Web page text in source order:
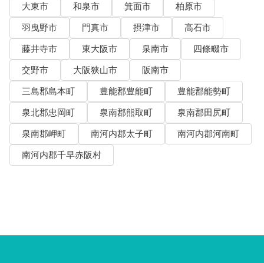
大東市
和泉市 箕面市
柏原市
羽曳野市
門真市 摂津市
高石市
藤井寺市
東大阪市 泉南市
四條畷市
交野市
大阪狭山市
阪南市
三島郡島本町
豊能郡豊能町
豊能郡能勢町
泉北郡忠岡町
泉南郡熊取町
泉南郡田尻町
泉南郡岬町
南河内郡太子町
南河内郡河南町
南河内郡千早赤阪村